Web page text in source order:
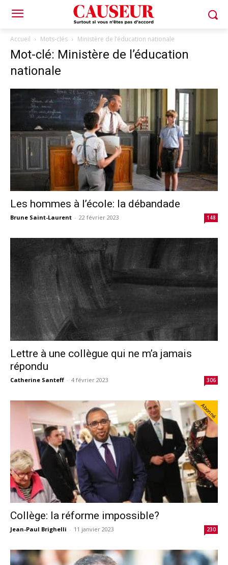
Accueil Mots-clés Ministère de l’éducation nationale
Mot-clé: Ministère de l’éducation
nationale
Les hommes à l’école: la débandade
Brune Saint-Laurent - 22 février 2023 148
Lettre à une collègue qui ne m’a jamais
répondu
Catherine Santeff - 4 février 2023 306
Abonné
Collège: la réforme impossible?
Jean-Paul Brighelli - 11 janvier 2023 230